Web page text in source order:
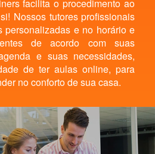
facilita o procedimento ao
Nossos tutores profissionais
personalizadas e no horário e
de acordo com suas
e suas necessidades,
de ter aulas online, para
no conforto de sua casa.